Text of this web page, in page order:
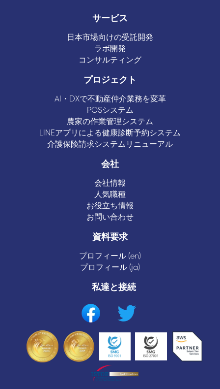
サービス
日本市場向けの受託開発
ラボ開発
コンサルティング
プロジェクト
AI・DXで不動産仲介業務を変革
POSシステム
農家の作業管理システム
LINEアプリによる健康診断予約システム
介護保険請求システムリニューアル
会社
会社情報
人気職種
お役立ち情報
お問い合わせ
資料要求
プロフィール (en)
プロフィール (ja)
私達と接続